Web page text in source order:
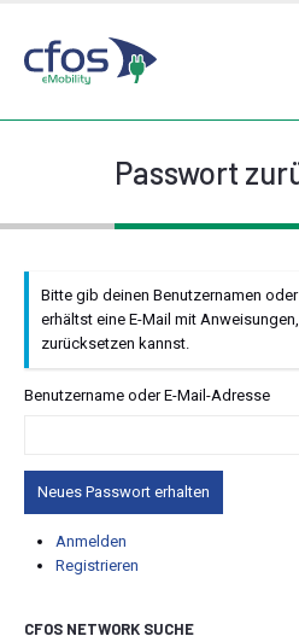
Passwort
Bitte gib deinen Benutzernamen
erhältst eine E-Mail mit
zurücksetzen kannst.
Benutzername oder E-Mail-Adresse
Neues Passwort erhalten
Anmelden
Registrieren
CFOS NETWORK SUCHE